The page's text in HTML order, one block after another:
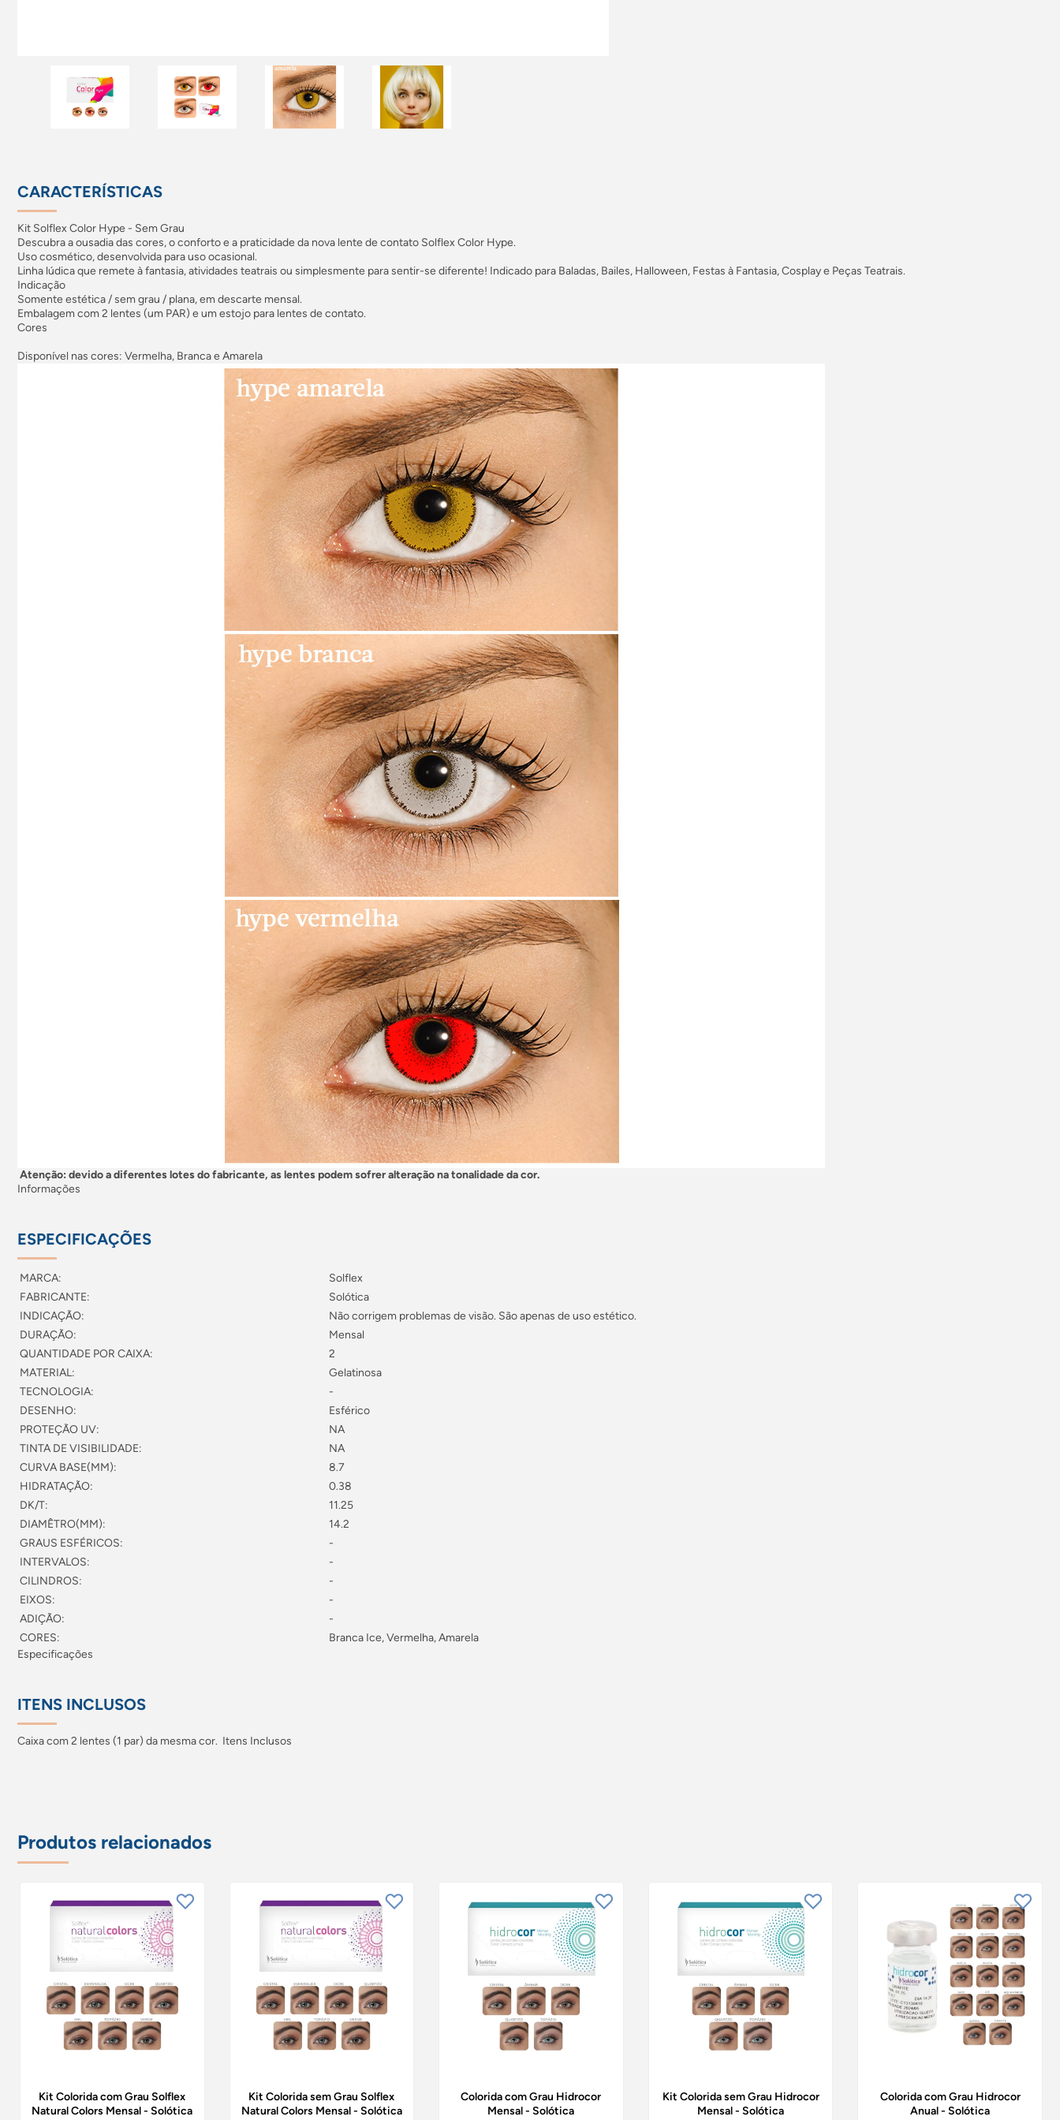
CARACTERÍSTICAS
Kit Solflex Color Hype - Sem Grau
Descubra a ousadia das cores, o conforto e a praticidade da nova lente de contato Solflex Color Hype.
Uso cosmético, desenvolvida para uso ocasional.
Linha lúdica que remete à fantasia, atividades teatrais ou simplesmente para sentir-se diferente! Indicado para Baladas, Bailes, Halloween, Festas à Fantasia, Cosplay e Peças Teatrais.
Indicação
Somente estética / sem grau / plana, em descarte mensal.
Embalagem com 2 lentes (um PAR) e um estojo para lentes de contato.
Cores
Disponível nas cores: Vermelha, Branca e Amarela
Atenção: devido a diferentes lotes do fabricante, as lentes podem sofrer alteração na tonalidade da cor.
Informações
ESPECIFICAÇÕES
MARCA:
Solflex
FABRICANTE:
Solótica
INDICAÇÃO:
Não corrigem problemas de visão. São apenas de uso estético.
DURAÇÃO:
Mensal
QUANTIDADE POR CAIXA:
2
MATERIAL:
Gelatinosa
TECNOLOGIA:
-
DESENHO:
Esférico
PROTEÇÃO UV:
NA
TINTA DE VISIBILIDADE:
NA
CURVA BASE(MM):
8.7
HIDRATAÇÃO:
0.38
DK/T:
11.25
DIAMÊTRO(MM):
14.2
GRAUS ESFÉRICOS:
-
INTERVALOS:
-
CILINDROS:
-
EIXOS:
-
ADIÇÃO:
-
CORES:
Branca Ice, Vermelha, Amarela
Especificações
ITENS INCLUSOS
Caixa com 2 lentes (1 par) da mesma cor. Itens Inclusos
Produtos relacionados
Kit Colorida com Grau Solflex
Natural Colors Mensal - Solótica
Kit Colorida sem Grau Solflex
Natural Colors Mensal - Solótica
Colorida com Grau Hidrocor
Mensal - Solótica
Kit Colorida sem Grau Hidrocor
Mensal - Solótica
Colorida com Grau Hidrocor
Anual - Solótica